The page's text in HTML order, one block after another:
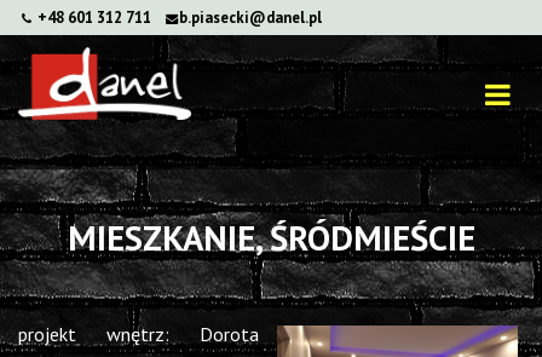
+48 601 312 711 b.piasecki@danel.pl
MIESZKANIE, ŚRÓDMIEŚCIE
projekt wnętrz: Dorota